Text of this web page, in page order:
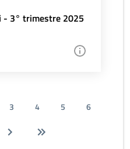
- 3° trimestre 2025
3 4 5
6